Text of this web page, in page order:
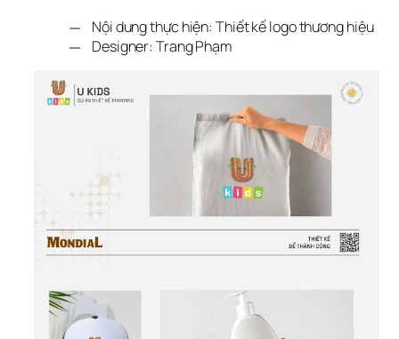
Nội dung thực hiện: Thiết kế logo thương hiệu
Designer: Trang Phạm